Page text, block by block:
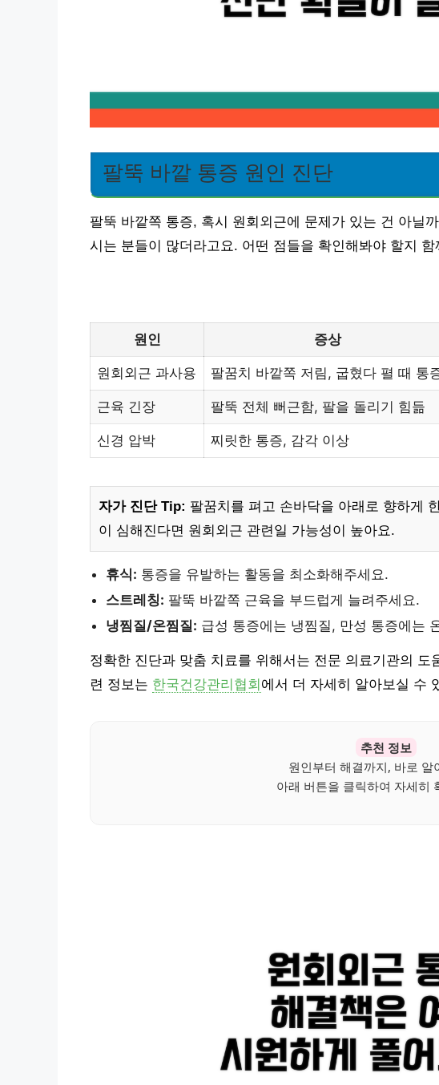
팔뚝 바깥 통증 원인 진단
팔뚝 바깥쪽 통증, 혹시 원회외근에 문제가 있는 건 아닐
시는 분들이 많더라고요. 어떤 점들을 확인해봐야 할지
원인 증상
원회외근 과사용 팔꿈치 바깥쪽 저림, 굽혔다 펼 때 통
근육 긴장 팔뚝 전체 뻐근함, 팔을 돌리기 힘듦
신경 압박 찌릿한 통증, 감각 이상
자가 진단 Tip: 팔꿈치를 펴고 손바닥을 아래로 향하게
이 심해진다면 원회외근 관련일 가능성이 높아요.
휴식: 통증을 유발하는 활동을 최소화해주세요.
스트레칭: 팔뚝 바깥쪽 근육을 부드럽게 늘려주세요.
냉찜질/온찜질: 급성 통증에는 냉찜질, 만성 통증에는
정확한 진단과 맞춤 치료를 위해서는 전문 의료기관의
련 정보는 한국건강관리협회 에서 더 자세히 알아보실 수
추천 정보
원인부터 해결까지, 바로 알
아래 버튼을 클릭하여 자세히